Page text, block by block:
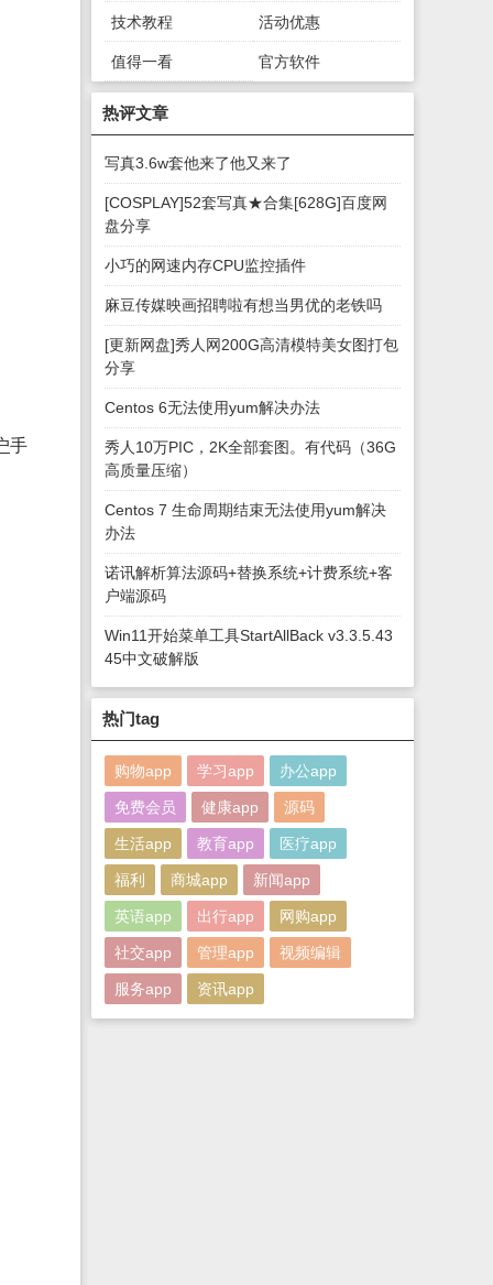
手
技术教程 活动优惠
值得一看
绿色软件
官方软件
热评文章
写真3.6w套他来了他又来了
[COSPLAY]52套写真★合集[628G]百度网
盘分享
小巧的网速内存CPU监控插件
麻豆传媒映画招聘啦有想当男优的老铁吗
[更新网盘]秀人网200G高清模特美女图打包
分享
Centos 6无法使用yum解决办法
秀人10万PIC，2K全部套图。有代码（36G
高质量压缩）
Centos 7 生命周期结束无法使用yum解决
办法
诺讯解析算法源码+替换系统+计费系统+客
户端源码
Win11开始菜单工具StartAllBack v3.3.5.43
45中文破解版
热门tag
购物app 学习app 办公app
免费会员 健康app 源码
生活app 教育app 医疗app
福利 商城app 新闻app
英语app 出行app 网购app
社交app 管理app 视频编辑
服务app 资讯app